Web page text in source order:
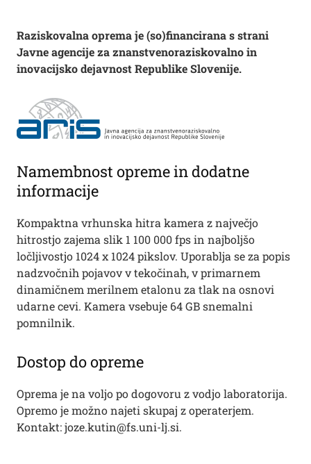
Raziskovalna oprema je (so)financirana s strani
Javne agencije za znanstvenoraziskovalno in
inovacijsko dejavnost Republike Slovenije.
Namembnost opreme in dodatne
informacije
Kompaktna vrhunska hitra kamera z največjo
hitrostjo zajema slik 1 100 000 fps in najboljšo
ločljivostjo 1024 x 1024 pikslov. Uporablja se za popis
nadzvočnih pojavov v tekočinah, v primarnem
dinamičnem merilnem etalonu za tlak na osnovi
udarne cevi. Kamera vsebuje 64 GB snemalni
pomnilnik.
Dostop do opreme
Oprema je na voljo po dogovoru z vodjo laboratorija.
Opremo je možno najeti skupaj z operaterjem.
Kontakt: joze.kutin@fs.uni-lj.si.